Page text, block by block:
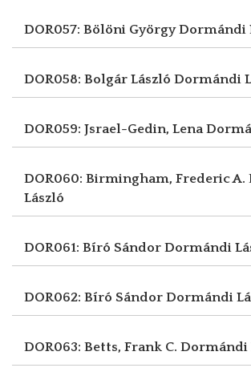
DOR057: Bölöni GyörgyDormándi
DOR058: Bolgár László Dormándi
DOR059: Jsrael-Gedin, Lena
DOR060: Birmingham, Frederic A.
László
DOR061: Bíró Sándor Dormándi
DOR062: Bíró Sándor Dormándi
DOR063: Betts, Frank C. Dormándi